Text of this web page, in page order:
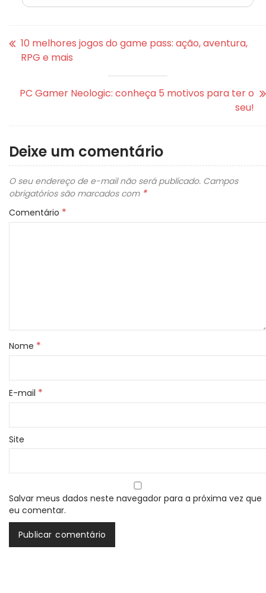
10 melhores jogos do game pass: ação, aventura,
RPG e mais
PC Gamer Neologic: conheça 5 motivos para ter o
seu!
Deixe um comentário
O seu endereço de e-mail não será publicado. Campos
obrigatórios são marcados com *
Comentário *
Nome *
E-mail *
Site
Salvar meus dados neste navegador para a próxima vez que
eu comentar.